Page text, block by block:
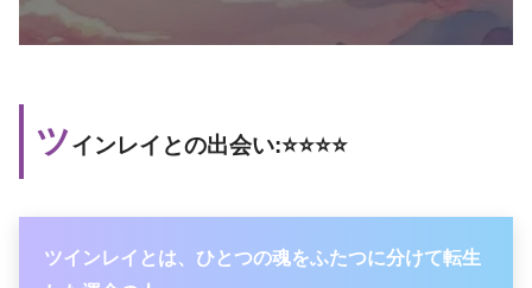
ツインレイとの出会い:⭐️⭐️⭐️⭐️
ツインレイとは、ひとつの魂をふたつに分けて転生